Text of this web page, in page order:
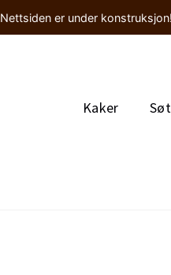
Nettsiden er under
Kaker